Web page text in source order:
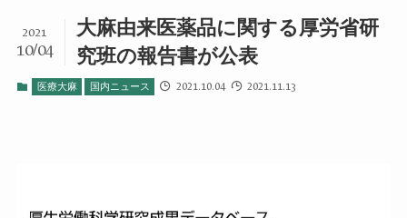
大麻由来医薬品に関する厚労省研
究班の報告書が公表
2021
10/04
医療大麻 国内ニュース 2021.10.04 2021.11.13